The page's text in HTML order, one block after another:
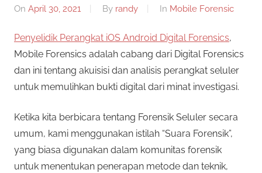
On April 30, 2021 By randy In Mobile Forensic
Penyelidik Perangkat iOS Android Digital Forensics,
Mobile Forensics adalah cabang dari Digital Forensics
dan ini tentang akuisisi dan analisis perangkat seluler
untuk memulihkan bukti digital dari minat investigasi.
Ketika kita berbicara tentang Forensik Seluler secara
umum, kami menggunakan istilah “Suara Forensik”,
yang biasa digunakan dalam komunitas forensik
untuk menentukan penerapan metode dan teknik,